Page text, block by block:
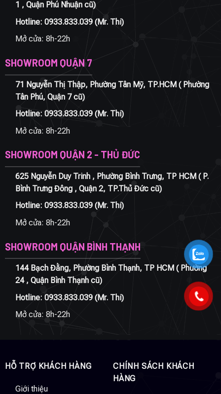
1 , Quận Phú Nhuận cũ)
Hotline: 0933.833.039(Mr. Thi)
Mở cửa: 8h-22h
SHOWROOM QUẬN 7
71 Nguyễn Thị Thập, Phường Tân Mỹ, TP.HCM ( Phường
Tân Phú, Quận 7 cũ)
Hotline: 0933.833.039(Mr. Thi)
Mở cửa: 8h-22h
SHOWROOM QUẬN 2 - THỦ ĐỨC
625 Nguyễn Duy Trinh , Phường Bình Trưng, TP HCM ( P.
Bình Trưng Đông , Quận 2, TP.Thủ Đức cũ)
Hotline: 0933.833.039(Mr. Thi)
Mở cửa: 8h-22h
SHOWROOM QUẬN BÌNH THẠNH
144 Bạch Đằng, Phường Bình Thạnh, TP HCM ( Phường
24 , Quận Bình Thạnh cũ)
Hotline: 0933.833.039(Mr. Thi)
Mở cửa: 8h-22h
HỖ TRỢ KHÁCH HÀNG
Giới thiệu
CHÍNH SÁCH KHÁCH
HÀNG